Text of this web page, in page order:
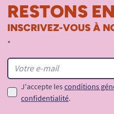
Lifter se branche
batterie de votre
RESTONS
INSCRIVEZ-VOUS À
*
J'accepte les conditions
confidentialité.